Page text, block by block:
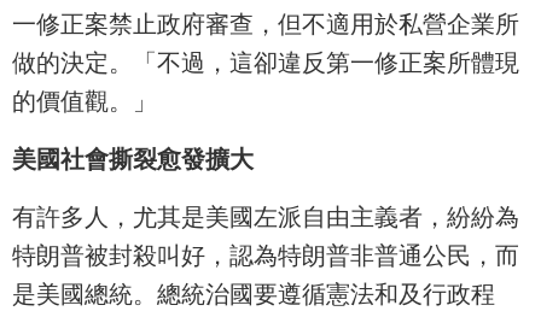
一修正案禁止政府審查，但不適用於私營企業所
做的決定。「不過，這卻違反第一修正案所體現
的價值觀。」
美國社會撕裂愈發擴大
有許多人，尤其是美國左派自由主義者，紛紛為
特朗普被封殺叫好，認為特朗普非普通公民，而
是美國總統。總統治國要遵循憲法和及行政程